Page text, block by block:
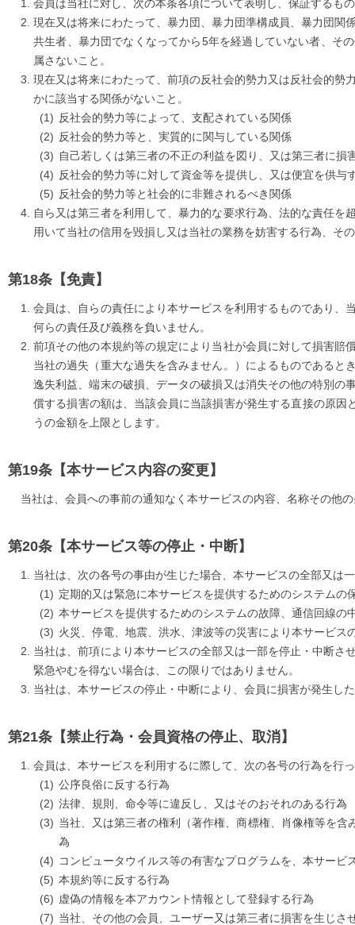
会員は当社に対し、次の本条各項について表明し、保証するも
現在又は将来にわたって、暴力団、暴力団準構成員、暴力団
共生者、暴力団でなくなってから5年を経過していない者、そ
属さないこと。
現在又は将来にわたって、前項の反社会的勢力又は反社会的
かに該当する関係がないこと。
反社会的勢力等によって、支配されている関係
反社会的勢力等と、実質的に関与している関係
自己若しくは第三者の不正の利益を図り、又は第三者に
反社会的勢力等に対して資金等を提供し、又は便宜を供与
反社会的勢力等と社会的に非難されるべき関係
自ら又は第三者を利用して、暴力的な要求行為、法的な責任
用いて当社の信用を毀損し又は当社の業務を妨害する行為、そ
【免責】
会員は、自らの責任により本サービスを利用するものであり
何らの責任及び義務を負いません。
前項その他の本規約等の規定により当社が会員に対して損害
当社の過失（重大な過失を含みません。）によるものである
逸失利益、端末の破損、データの破損又は消失その他の特別
償する損害の額は、当該会員に当該損害が発生する直接の原
うの金額を上限とします。
【本サービス内容の変更】
当社は、会員への事前の通知なく本サービスの内容、名称その他
【本サービス等の停止・中断】
当社は、次の各号の事由が生じた場合、本サービスの全部又は
定期的又は緊急に本サービスを提供するためのシステムの
本サービスを提供するためのシステムの故障、通信回線
火災、停電、地震、洪水、津波等の災害により本サービス
当社は、前項により本サービスの全部又は一部を停止・中断
緊急やむを得ない場合は、この限りではありません。
当社は、本サービスの停止・中断により、会員に損害が発生し
【禁止行為・会員資格の停止、取消】
会員は、本サービスを利用するに際して、次の各号の行為を行
公序良俗に反する行為
法律、規則、命令等に違反し、又はそのおそれのある行為
当社、又は第三者の権利（著作権、商標権、肖像権等を
為
コンピュータウイルス等の有害なプログラムを、本サー
本規約等に反する行為
虚偽の情報を本アカウント情報として登録する行為
当社、その他の会員、ユーザー又は第三者に損害を生じ